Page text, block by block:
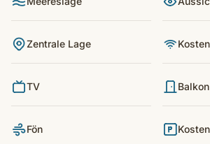
Zentrale Lage
TV Balkon
Fön